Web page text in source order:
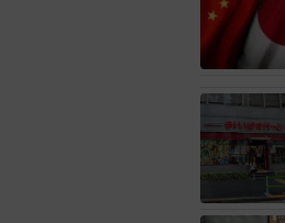
株式会
mojaさん